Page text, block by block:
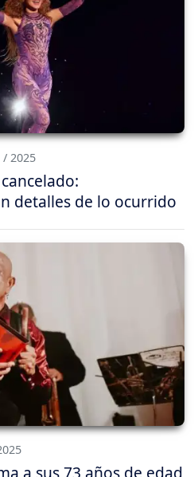
/ 2025
detalles de lo ocurrido
a sus 73 años de edad